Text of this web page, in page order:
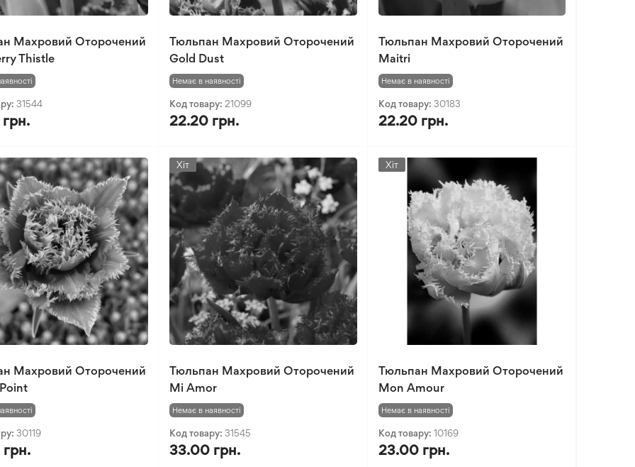
Махровий Оторочений
Thistle
31544
Тюльпан Махровий Оторочений
Gold Dust
Немає в наявності
Код товару: 21099
22.20 грн.
Тюльпан Махровий Оторочений
Maitri
Немає в наявності
Код товару: 30183
22.20 грн.
Махровий Оторочений
30119
Хіт
Тюльпан Махровий Оторочений
Mi Amor
Немає в наявності
Код товару:31545
33.00 грн.
Хіт
Тюльпан Махровий Оторочений
Mon Amour
Немає в наявності
Код товару: 10169
23.00 грн.